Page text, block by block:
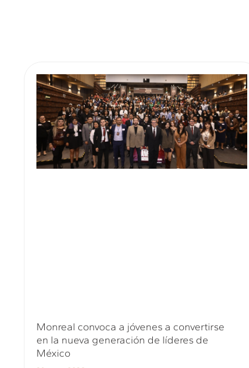
Monreal convoca a jóvenes a convertirse
en la nueva generación de líderes de
México